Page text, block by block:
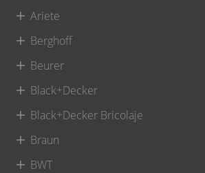
Ariete
Berghoff
Beurer
Black+Decker
Black+Decker Bricolaje
Braun
BWT